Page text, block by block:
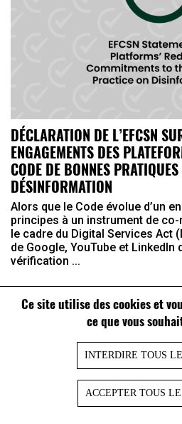
Ce site utilise des cookies et
ce que vous
INTERDIRE TOUS
ACCEPTER TOUS
DÉCLARATION DE L’EFCSN
ENGAGEMENTS DES
CODE DE BONNES
DÉSINFORMATION
Alors que le Code évolue d’un
principes à un instrument de
le cadre du Digital Services Act
de Google, YouTube et LinkedIn
vérification ...